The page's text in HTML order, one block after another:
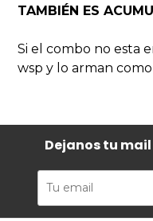
TAMBIÉN ES
Si el combo no esta
wsp y lo arman como
Dejanos tu